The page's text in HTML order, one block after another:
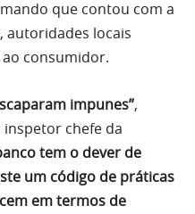
que contou com a
autoridades locais
consumidor.
impunes”,
chefe da
tem o dever de
um código de práticas
em termos de